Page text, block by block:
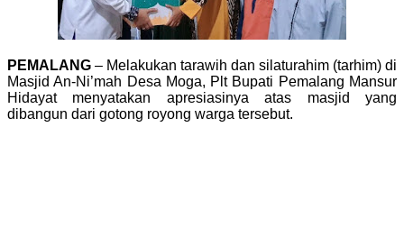
PEMALANG – Melakukan tarawih dan silaturahim (tarhim) di
Masjid An-Ni’mah Desa Moga, Plt Bupati Pemalang Mansur
Hidayat menyatakan apresiasinya atas masjid yang
dibangun dari gotong royong warga tersebut.